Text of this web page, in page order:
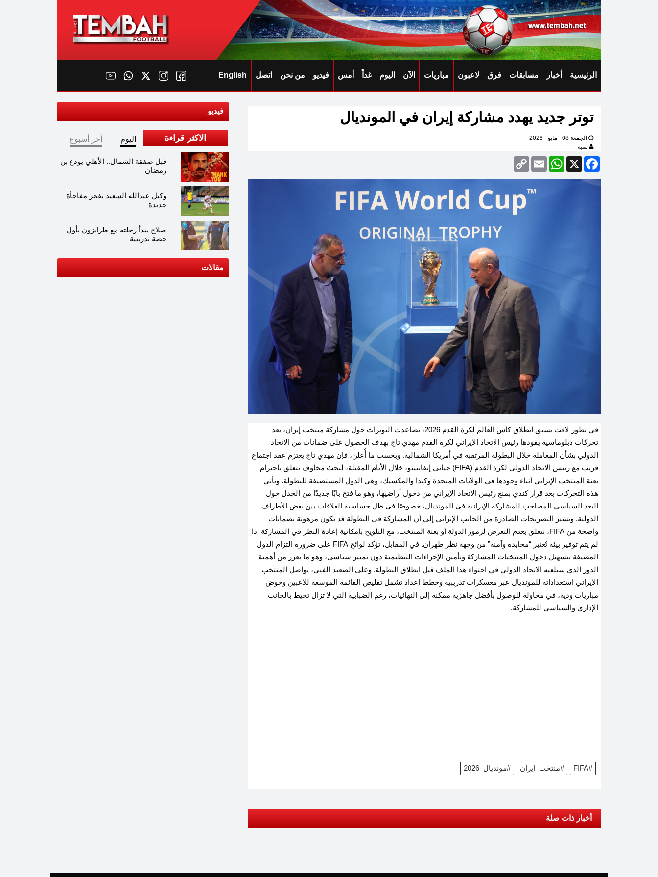
الرئيسية أخبار مسابقات فرق لاعبون مباريات الآن اليوم غداً أمس فيديو من نحن اتصل English
توتر جديد يهدد مشاركة إيران في المونديال
الجمعة 08 - مايو - 2026
تمبة
Facebook
X
WhatsApp
Email
Copy
Link
في تطور لافت يسبق انطلاق كأس العالم لكرة القدم 2026، تصاعدت التوترات حول مشاركة منتخب إيران، بعد
تحركات دبلوماسية يقودها رئيس الاتحاد الإيراني لكرة القدم مهدي تاج بهدف الحصول على ضمانات من الاتحاد
الدولي بشأن المعاملة خلال البطولة المرتقبة في أمريكا الشمالية. وبحسب ما أُعلن، فإن مهدي تاج يعتزم عقد اجتماع
قريب مع رئيس الاتحاد الدولي لكرة القدم (FIFA) جياني إنفانتينو، خلال الأيام المقبلة، لبحث مخاوف تتعلق باحترام
بعثة المنتخب الإيراني أثناء وجودها في الولايات المتحدة وكندا والمكسيك، وهي الدول المستضيفة للبطولة. وتأتي
هذه التحركات بعد قرار كندي بمنع رئيس الاتحاد الإيراني من دخول أراضيها، وهو ما فتح بابًا جديدًا من الجدل حول
البعد السياسي المصاحب للمشاركة الإيرانية في المونديال، خصوصًا في ظل حساسية العلاقات بين بعض الأطراف
الدولية. وتشير التصريحات الصادرة من الجانب الإيراني إلى أن المشاركة في البطولة قد تكون مرهونة بضمانات
واضحة من FIFA، تتعلق بعدم التعرض لرموز الدولة أو بعثة المنتخب، مع التلويح بإمكانية إعادة النظر في المشاركة إذا
لم يتم توفير بيئة تُعتبر “محايدة وآمنة” من وجهة نظر طهران. في المقابل، تؤكد لوائح FIFA على ضرورة التزام الدول
المضيفة بتسهيل دخول المنتخبات المشاركة وتأمين الإجراءات التنظيمية دون تمييز سياسي، وهو ما يعزز من أهمية
الدور الذي سيلعبه الاتحاد الدولي في احتواء هذا الملف قبل انطلاق البطولة. وعلى الصعيد الفني، يواصل المنتخب
الإيراني استعداداته للمونديال عبر معسكرات تدريبية وخطط إعداد تشمل تقليص القائمة الموسعة للاعبين وخوض
مباريات ودية، في محاولة للوصول بأفضل جاهزية ممكنة إلى النهائيات، رغم الضبابية التي لا تزال تحيط بالجانب
الإداري والسياسي للمشاركة.
#مونديال_2026 #منتخب_إيران #FIFA
أخبار ذات صلة
فيديو
الاكثر قراءة اليوم آخر أسبوع
قبل صفقة الشمال.. الأهلي يودع بن
رمضان
وكيل عبدالله السعيد يفجر مفاجأة
جديدة
صلاح يبدأ رحلته مع طرابزون بأول
حصة تدريبية
مقالات